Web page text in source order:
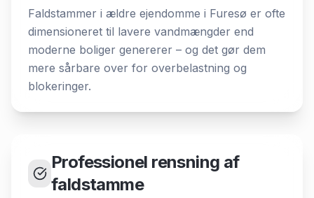
Faldstammer i ældre ejendomme i Furesø er ofte
dimensioneret til lavere vandmængder end
moderne boliger genererer – og det gør dem
mere sårbare over for overbelastning og
blokeringer.
Professionel rensning af
faldstamme